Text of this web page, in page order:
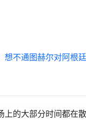
不通图赫尔对阿根